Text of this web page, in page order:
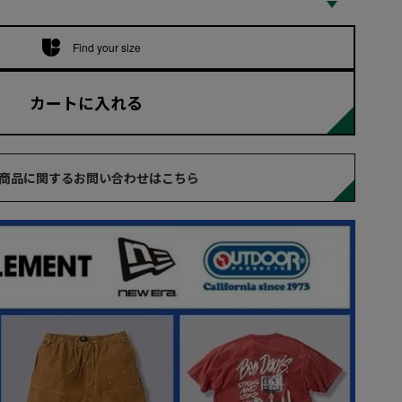
Find your size
カートに入れる
品に関するお問い合わせはこちら